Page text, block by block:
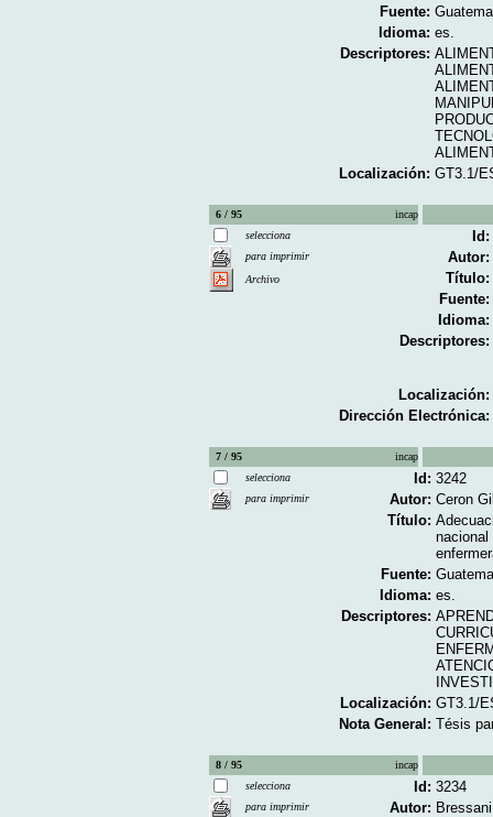
Fuente:
Idioma: es.
Descriptores:
Localización: GT3.1/
6 / 95
incap
selecciona
para imprimir
Archivo
Id:
Autor:
Título:
Fuente:
Idioma:
Descriptores:
Localización:
Dirección Electrónica:
7 / 95
incap
selecciona
para imprimir
Id: 3242
Autor: Ceron
Título:
nacional
Fuente:
Idioma: es.
Descriptores:
Localización: GT3.1/
Nota General: Tésis
8 / 95
incap
selecciona
para imprimir
Id: 3234
Autor: